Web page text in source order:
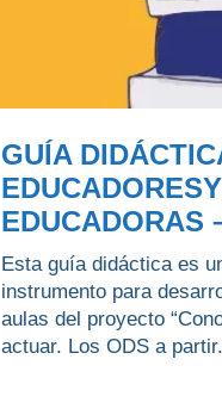
GUÍA
EDUCADORESY
EDUCADORAS
Esta guía didáctica es
instrumento para
aulas del proyecto
actuar. Los ODS a